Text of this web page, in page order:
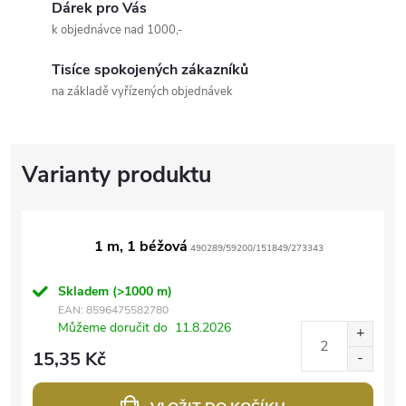
Dárek pro Vás
k objednávce nad 1000,-
Tisíce spokojených zákazníků
na základě vyřízených objednávek
1 m, 1 béžová 490289/59200/151849/273343
Skladem (>1000 m)
EAN: 8596475582780
Můžeme doručit do 11.8.2026
15,35 Kč